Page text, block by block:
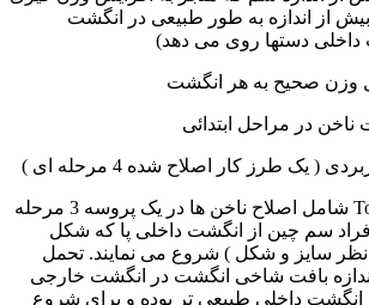
از اندازه به طور طبیعی در انگشت
داخلی دستها روی می دهد)
شامل اصلاح ناخن ها در یک پروسه 3 مرحله
سم چین از انگشت داخلی پا که شکل
نظر سایز و شکل ) شروع می نمایند. تحمل
بافت شاخی انگشت در انگشت خارجی
انگشت داخلی طبیعی تر بوده و برای شروع